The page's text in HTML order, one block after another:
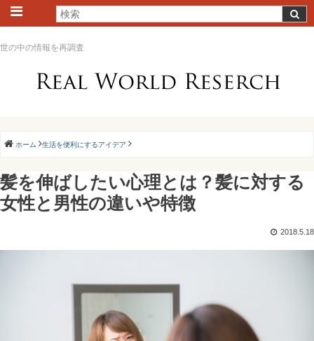
世の中の情報を再調査
ホーム 生活を便利にするアイデア
髪を伸ばしたい心理とは？髪に対する
女性と男性の違いや特徴
2018.5.18